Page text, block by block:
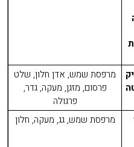
מרפסת שמש, אדן חלון, שלט
פרסום, מזגן, מעקה, גדר,
פרגולה
מרפסת שמש, גג, מעקה, חלון